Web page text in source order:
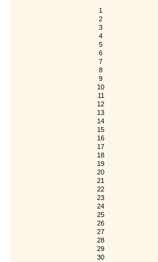
1
2
3
4
5
6
7
8
9
10
11
12
13
14
15
16
17
18
19
20
21
22
23
24
25
26
27
28
29
30